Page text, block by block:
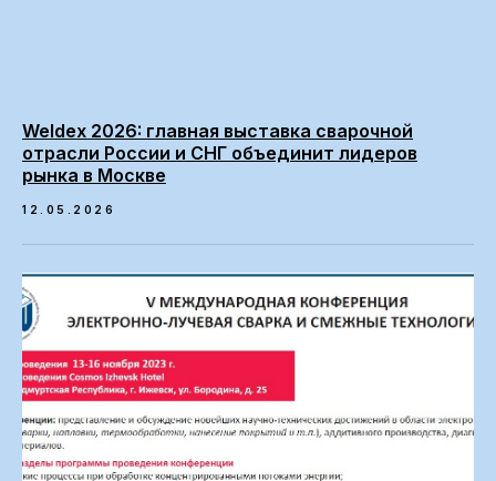
Weldex 2026: главная выставка сварочной
отрасли России и СНГ объединит лидеров
рынка в Москве
12.05.2026